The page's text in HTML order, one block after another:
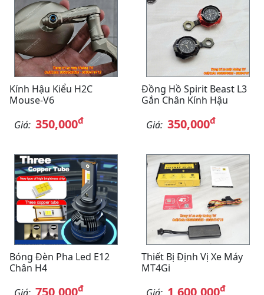
Kính Hậu Kiểu H2C
Mouse-V6
Giá: 350,000đ
Đồng Hồ Spirit Beast L3
Gắn Chân Kính Hậu
Giá: 350,000đ
Bóng Đèn Pha Led E12
Chân H4
750,000đ
Thiết Bị Định Vị Xe Máy
MT4Gi
1,600,000đ